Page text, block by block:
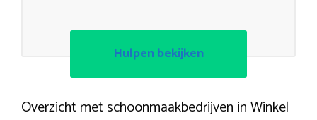
Hulpen bekijken
Overzicht met schoonmaakbedrijven in Winkel